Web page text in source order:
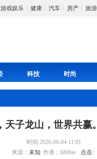
游戏娱乐 健康 汽车 房产 旅游
科技 时尚
天子龙山，世界共
时间:2026-06-04 11:01
来源： 未知 作者：li8i9ue 点击: